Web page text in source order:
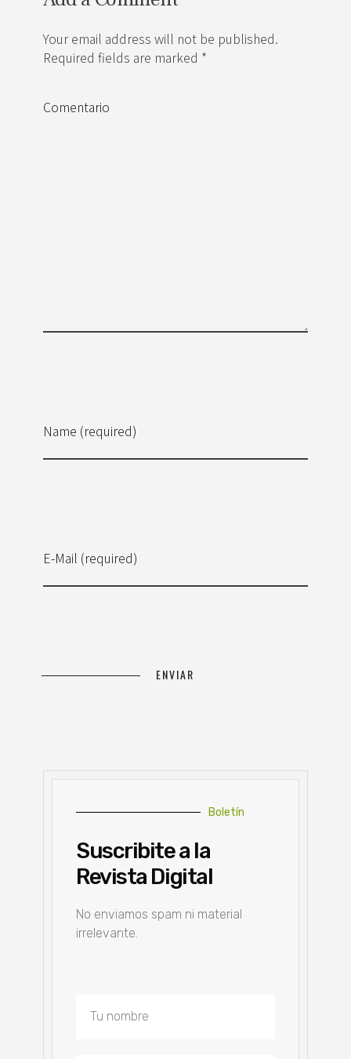
Your email address will not be published.
Required fields are marked *
Name (required)
E-Mail (required)
Comentario
Boletín
Suscribite a la
Revista Digital
No enviamos spam ni material
irrelevante.